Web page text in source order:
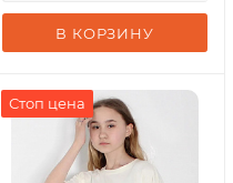
В КОРЗИНУ
Стоп цена